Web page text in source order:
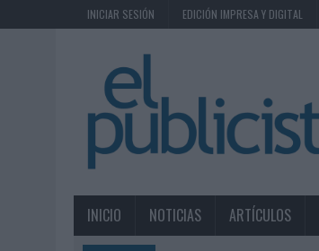
INICIAR SESIÓN EDICIÓN IMPRESA Y DIGITAL
INICIO NOTICIAS ARTÍCULOS